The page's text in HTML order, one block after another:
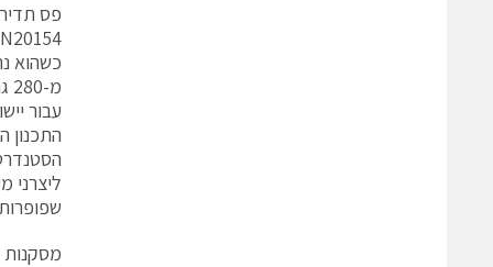
פס
כשהוא
עבור
שפופרות TWT הזעירות החדשות.
מסקנות